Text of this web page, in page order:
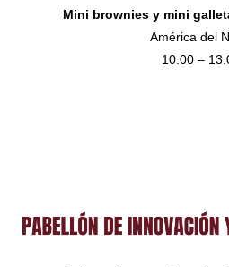
Mini brownies y mini
América del
10:00 –